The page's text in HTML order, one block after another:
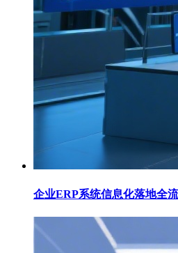
企业ERP系统信息化落地全